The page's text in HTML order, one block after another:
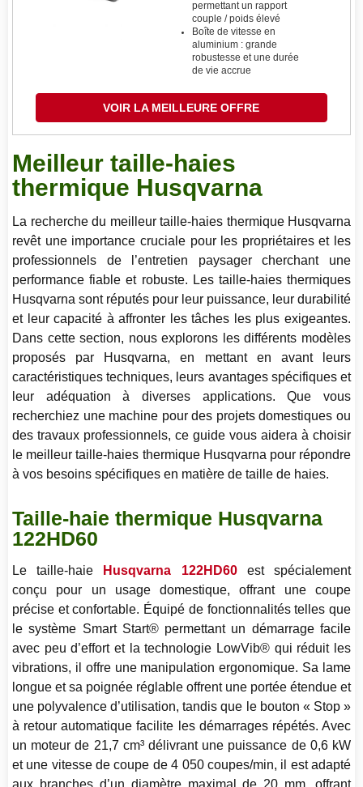
permettant un rapport
couple / poids élevé
Boîte de vitesse en
aluminium : grande
robustesse et une durée
de vie accrue
VOIR LA MEILLEURE OFFRE
Meilleur taille-haies
thermique Husqvarna
La recherche du meilleur taille-haies thermique Husqvarna
revêt une importance cruciale pour les propriétaires et les
professionnels de l’entretien paysager cherchant une
performance fiable et robuste. Les taille-haies thermiques
Husqvarna sont réputés pour leur puissance, leur durabilité
et leur capacité à affronter les tâches les plus exigeantes.
Dans cette section, nous explorons les différents modèles
proposés par Husqvarna, en mettant en avant leurs
caractéristiques techniques, leurs avantages spécifiques et
leur adéquation à diverses applications. Que vous
recherchiez une machine pour des projets domestiques ou
des travaux professionnels, ce guide vous aidera à choisir
le meilleur taille-haies thermique Husqvarna pour répondre
à vos besoins spécifiques en matière de taille de haies.
Taille-haie thermique Husqvarna
122HD60
Le taille-haie Husqvarna 122HD60est spécialement
conçu pour un usage domestique, offrant une coupe
précise et confortable. Équipé de fonctionnalités telles que
le système Smart Start® permettant un démarrage facile
avec peu d’effort et la technologie LowVib® qui réduit les
vibrations, il offre une manipulation ergonomique. Sa lame
longue et sa poignée réglable offrent une portée étendue et
une polyvalence d’utilisation, tandis que le bouton « Stop »
à retour automatique facilite les démarrages répétés. Avec
un moteur de 21,7 cm³ délivrant une puissance de 0,6 kW
et une vitesse de coupe de 4 050 coupes/min, il est adapté
aux branches d’un diamètre maximal de 20 mm, offrant